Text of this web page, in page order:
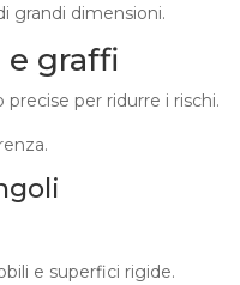
grandi dimensioni.
graffi
per ridurre i rischi.
e superfici rigide.